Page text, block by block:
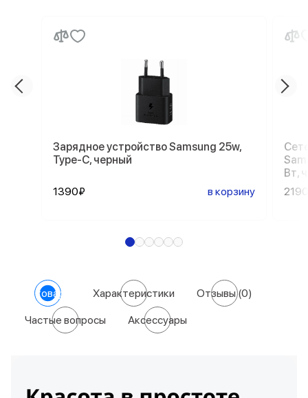
Зарядное устройство Samsung 25w,
Type-C, черный
1390₽ в корзину
Вт,
О товаре Характеристики Отзывы(0)
Частые вопросы Аксессуары